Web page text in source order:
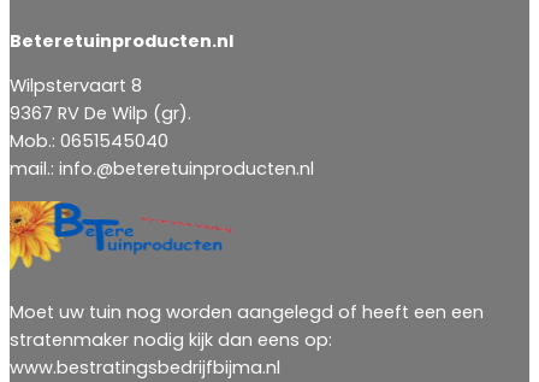
Beteretuinproducten.nl
Wilpstervaart 8
9367 RV De Wilp (gr).
Mob.: 0651545040
mail.: info.@beteretuinproducten.nl
Moet uw tuin nog worden aangelegd of heeft een een
stratenmaker nodig kijk dan eens op:
www.bestratingsbedrijfbijma.nl